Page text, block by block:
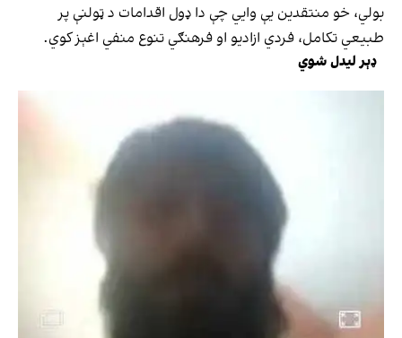
بولي، خو منتقدین یې وايي چې دا ډول اقدامات د ټولنې پر
طبیعي تکامل، فردي ازادیو او فرهنګي تنوع منفي اغېز کوي.
ډېر لیدل شوي